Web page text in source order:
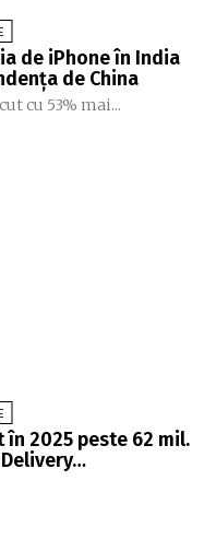
de iPhone în India
de China
cu 53% mai...
2025 peste 62 mil.